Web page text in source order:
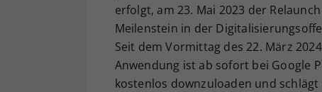
erfolgt, am 23. Mai 2023 der
Meilenstein in der
Seit dem Vormittag des 22. März
Anwendung ist ab sofort bei Google
kostenlos downzuloaden und